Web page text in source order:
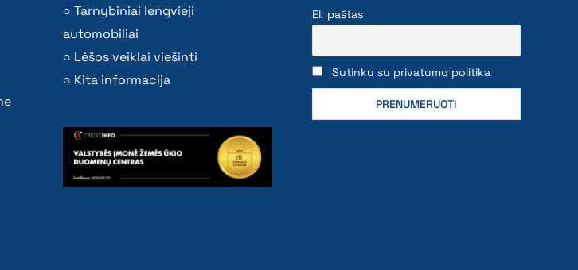
Tarnybiniai lengvieji
automobiliai
Lėšos veiklai viešinti
Kita informacija
El. paštas
Sutinku su privatumo politika